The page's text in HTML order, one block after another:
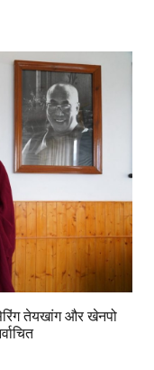
तेयखांग और खेनपो